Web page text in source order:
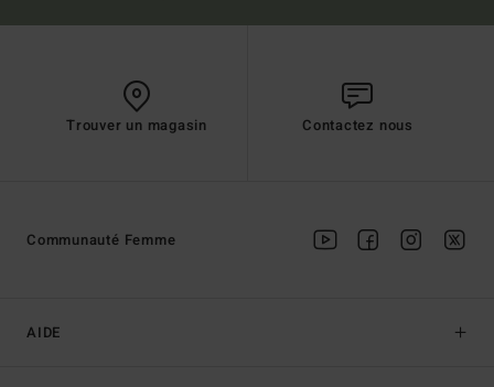
Trouver un magasin Contactez nous
AIDE
Communauté Femme